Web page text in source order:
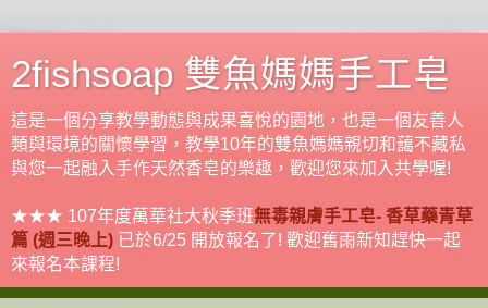
2fishsoap 雙魚媽媽手工皂
這是一個分享教學動態與成果喜悅的園地，也是一個友善人
類與環境的關懷學習，教學10年的雙魚媽媽親切和藹不藏私
與您一起融入手作天然香皂的樂趣，歡迎您來加入共學喔!
★★★ 107年度萬華社大秋季班無毒親膚手工皂- 香草藥青草
篇 (週三晚上) 已於6/25 開放報名了! 歡迎舊雨新知趕快一起
來報名本課程!